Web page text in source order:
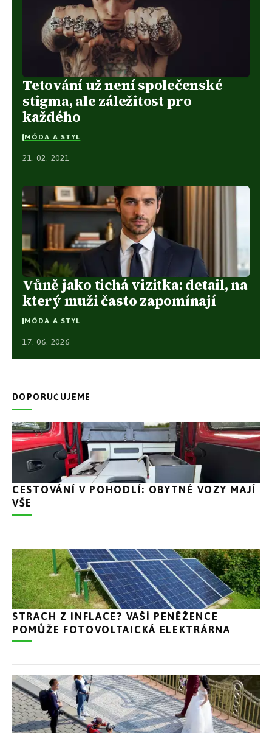
Tetování už není společenské
stigma, ale záležitost pro
každého
MÓDA A STYL
21. 02. 2021
Vůně jako tichá vizitka: detail, na
který muži často zapomínají
MÓDA A STYL
17. 06. 2026
DOPORUČUJEME
CESTOVÁNÍ V POHODLÍ: OBYTNÉ VOZY MAJÍ
VŠE
STRACH Z INFLACE? VAŠÍ PENĚŽENCE
POMŮŽE FOTOVOLTAICKÁ ELEKTRÁRNA